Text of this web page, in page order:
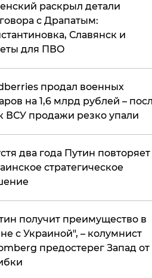
раскрыл детали
с Драпатым:
Славянск и
для ПВО
продал военных
на 1,6 млрд рублей –
ВСУ продажи резко упали
два года Путин повторяет
стратегическое
получит преимущество в
с Украиной", – колумнист
предостерег Запад от